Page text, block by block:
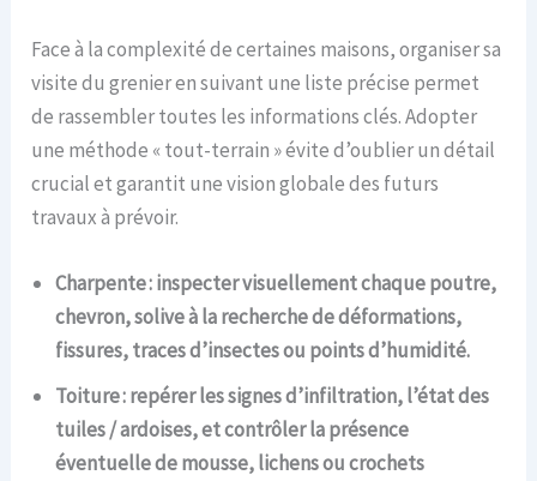
Face à la complexité de certaines maisons, organiser sa
visite du grenier en suivant une liste précise permet
de rassembler toutes les informations clés. Adopter
une méthode « tout-terrain » évite d’oublier un détail
crucial et garantit une vision globale des futurs
travaux à prévoir.
Charpente : inspecter visuellement chaque poutre,
chevron, solive à la recherche de déformations,
fissures, traces d’insectes ou points d’humidité.
Toiture : repérer les signes d’infiltration, l’état des
tuiles / ardoises, et contrôler la présence
éventuelle de mousse, lichens ou crochets